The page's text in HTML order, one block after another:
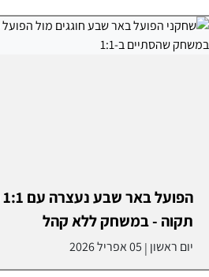
תקוה - במשחק ללא קהל
יום ראשון | 05 אפריל 2026